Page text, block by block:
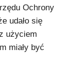
Ochrony
udało się
użyciem
miały być